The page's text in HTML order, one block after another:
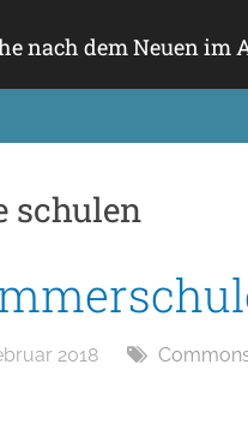
nach dem Neuen im
schulen
2018